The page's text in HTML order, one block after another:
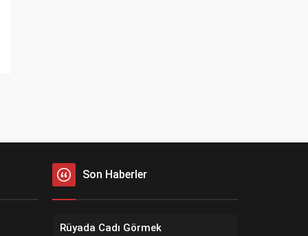
Son Haberler
Rüyada Cadı Görmek